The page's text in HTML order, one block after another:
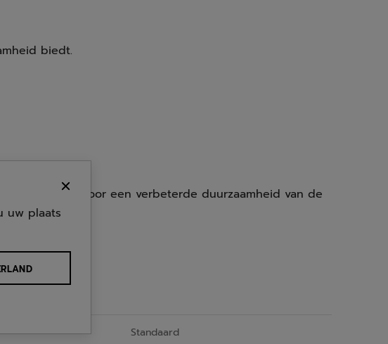
biedt.
de tenen, voor een verbeterde duurzaamheid van de
Standaard
uw plaats